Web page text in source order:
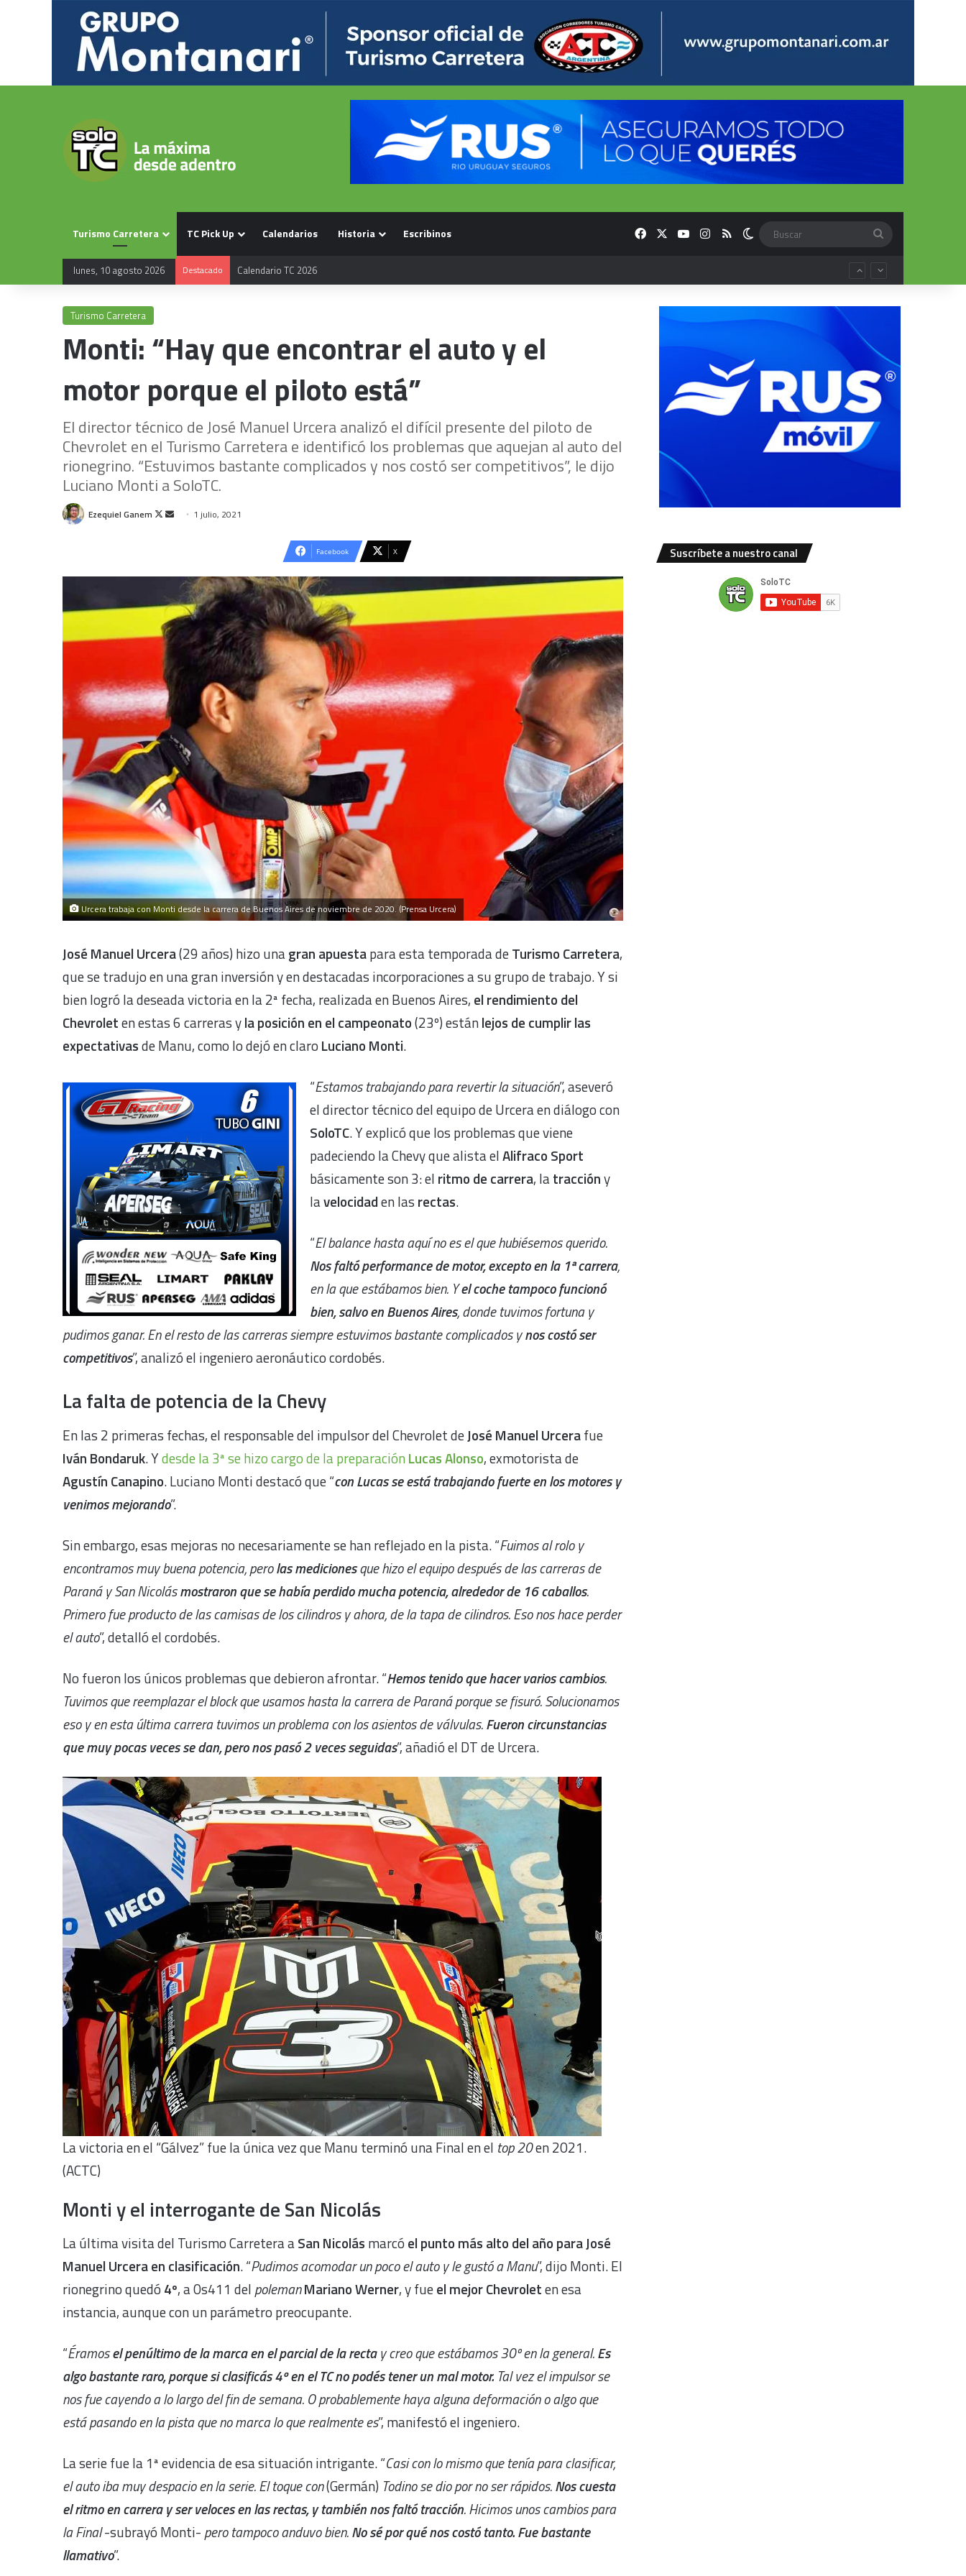
Turismo Carretera TC Pick Up Calendarios Historia Escribinos FacebookYouTubeInstagram
RSS Switch skin
lunes, 10 agosto 2026 Destacado Calendario TC 2026
Turismo Carretera
Monti: “Hay que encontrar el auto y el
motor porque el piloto está”
El director técnico de José Manuel Urcera analizó el difícil presente del piloto de
Chevrolet en el Turismo Carretera e identificó los problemas que aquejan al auto del
rionegrino. “Estuvimos bastante complicados y nos costó ser competitivos”, le dijo
Luciano Monti a SoloTC.
Ezequiel Ganem
Follow
Send 1 julio, 2021
Facebook X
Urcera trabaja con Monti desde la carrera de Buenos Aires de noviembre de 2020. (Prensa Urcera)
José Manuel Urcera(29 años) hizo unagran apuestapara esta temporada deTurismo Carretera,
que se tradujo en una gran inversión y en destacadas incorporaciones a su grupo de trabajo. Y si
bien logró la deseada victoria en la 2ª fecha, realizada en Buenos Aires, el rendimiento del
Chevroleten estas 6 carreras yla posición en el campeonato(23º) estánlejos de cumplir las
expectativasde Manu, como lo dejó en claro Luciano Monti.
“Estamos trabajando para revertir la situación”, aseveró
el director técnico del equipo de Urceraen diálogo con
SoloTC. Y explicó que los problemas que viene
padeciendo la Chevy que alista elAlifraco Sport
básicamente son 3: el ritmo de carrera, latraccióny
lavelocidaden las rectas.
“El balance hasta aquí no es el que hubiésemos querido.
Nos faltó performance de motor, excepto en la 1ª carrera,
en la que estábamos bien. Yel coche tampoco funcionó
bien, salvo en Buenos Aires, donde tuvimos fortuna y
pudimos ganar. En el resto de las carreras siempre estuvimos bastante complicados ynos costó ser
competitivos”, analizó el ingeniero aeronáutico cordobés.
La falta de potencia de la Chevy
En las 2 primeras fechas, el responsable del impulsor del Chevrolet deJosé Manuel Urcerafue
Iván Bondaruk. Ydesde la 3ª se hizo cargo de la preparaciónLucas Alonso, exmotorista de
Agustín Canapino. Luciano Monti destacó que “con Lucas se está trabajando fuerte en los motores y
venimos mejorando”.
Sin embargo, esas mejoras no necesariamente se han reflejado en la pista. “Fuimos al rolo y
encontramos muy buena potencia, perolas medicionesque hizo el equipo después de las carreras de
Paraná y San Nicolásmostraron que se había perdido mucha potencia, alrededor de 16 caballos.
Primero fue producto de las camisas de los cilindros y ahora, de la tapa de cilindros. Eso nos hace perder
el auto”, detalló el cordobés.
No fueron los únicos problemas que debieron afrontar. “Hemos tenido que hacer varios cambios.
Tuvimos que reemplazar el block que usamos hasta la carrera de Paraná porque se fisuró. Solucionamos
eso y en esta última carrera tuvimos un problema con los asientos de válvulas.Fueron circunstancias
que muy pocas veces se dan, pero nos pasó 2 veces seguidas”, añadió el DT de Urcera.
La victoria en el “Gálvez” fue la única vez que Manu terminó una Final en el top 20en 2021.
(ACTC)
Monti y el interrogante de San Nicolás
La última visita del Turismo Carretera aSan Nicolás marcó el punto más alto del año para José
Manuel Urcera en clasificación. “Pudimos acomodar un poco el auto y le gustó a Manu”, dijo Monti. El
rionegrino quedó 4º, a 0s411 del polemanMariano Werner, y fueel mejor Chevroleten esa
instancia, aunque con un parámetro preocupante.
“Éramosel penúltimo de la marca en el parcial de la rectay creo que estábamos 30º en la general.Es
algo bastante raro, porque si clasificás 4º en el TC no podés tener un mal motor. Tal vez el impulsor se
nos fue cayendo a lo largo del fin de semana. O probablemente haya alguna deformación o algo que
está pasando en la pista que no marca lo que realmente es”, manifestó el ingeniero.
La serie fue la 1ª evidencia de esa situación intrigante. “Casi con lo mismo que tenía para clasificar,
el auto iba muy despacio en la serie. El toque con(Germán) Todino se dio por no ser rápidos.Nos cuesta
el ritmo en carrera y ser veloces en las rectas, y también nos faltó tracción. Hicimos unos cambios para
la Final-subrayó Monti- pero tampoco anduvo bien.No sé por qué nos costó tanto. Fue bastante
llamativo”.
Suscríbete a nuestro canal